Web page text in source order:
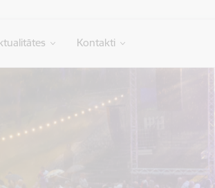
Kontakti